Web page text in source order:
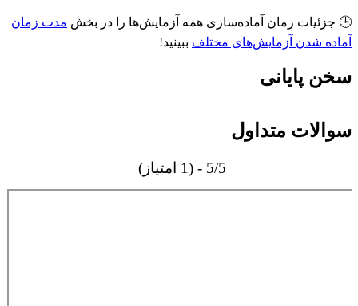
🕒 جزئیات زمان آماده‌سازی همه آزمایش‌ها را در بخش مدت زمان
آماده‌ شدن آزمایش‌های مختلف ببینید!
سخن پایانی
سوالات متداول
5/5 - (1 امتیاز)